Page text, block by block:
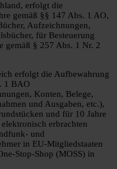
erfolgt die
gemäß §§ 147 Abs. 1 AO,
Aufzeichnungen,
für Besteuerung
gemäß § 257 Abs. 1 Nr. 2
erfolgt die Aufbewahrung
1 BAO
Konten, Belege,
und Ausgaben, etc.),
und für 10 Jahre
erbrachten
und
in EU-Mitgliedstaaten
Stop-Shop (MOSS) in